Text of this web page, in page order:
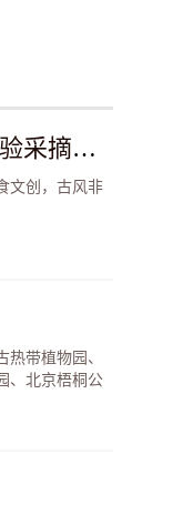
北京“独有的古桑”公园，“42万株”桑树，让给你体验采摘的自由，还有各种娱乐玩不停！
文创，古风非
带植物园、
、北京梧桐公